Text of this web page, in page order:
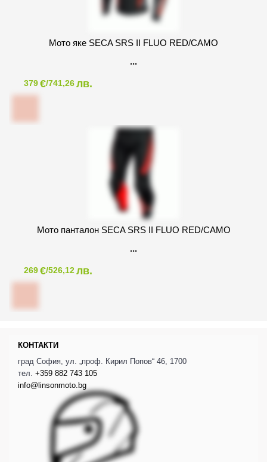
Мото яке SECA SRS II FLUO RED/CAMO
379€/741,26лв.
Мото панталон SECA SRS II FLUO RED/CAMO
269€/526,12лв.
КОНТАКТИ
град София, ул. „проф. Кирил Попов“ 46, 1700
тел. +359 882 743 105
info@linsonmoto.bg